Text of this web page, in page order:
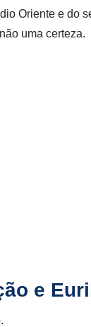
Oriente e do
uma certeza.
e